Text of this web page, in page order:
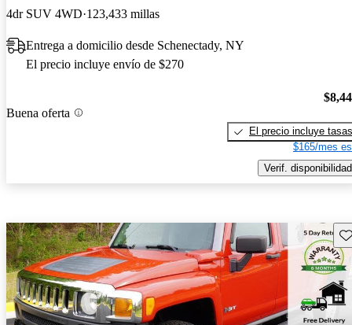
4dr SUV 4WD 123,433 millas
Entrega a domicilio desde Schenectady, NY
El precio incluye envío de $270
Buena oferta
El precio incluye tasas
$165/mes
Verif. disponibilidad